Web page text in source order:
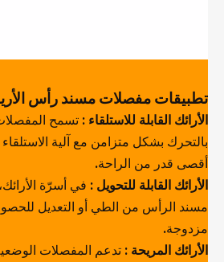
تطبيقات مفصلات مسند رأس
الأرائك القابلة للاستلقاء : تسمح
بالتحرك بشكل متزامن مع آلية
أقصى قدر من الراحة.
الأرائك القابلة للتحويل : في أسرّة
مسند الرأس من الطي أو التعديل
مزدوجة.
الأرائك المريحة : تدعم المفصلات